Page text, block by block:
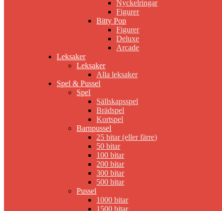
Nyckelringar
Figurer
Bitty Pop
Figurer
Deluxe
Arcade
Leksaker
Leksaker
Alla leksaker
Spel & Pussel
Spel
Sällskapsspel
Brädspel
Kortspel
Barnpussel
25 bitar (eller färre)
50 bitar
100 bitar
200 bitar
300 bitar
500 bitar
Pussel
1000 bitar
1500 bitar